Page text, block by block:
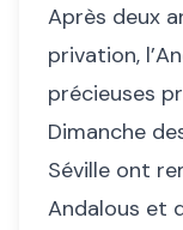
Après deux
privation,
précieuses
Dimanche
Séville ont
Andalous et